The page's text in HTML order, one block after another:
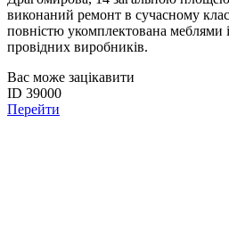
виконаний ремонт в сучасному
повністю укомплектована меблями
провідних виробників.
Вас може зацікавити
ID 39000
Перейти